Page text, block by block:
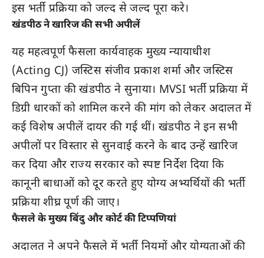
इस भर्ती प्रक्रिया को जल्द से जल्द पूरा करे।
खंडपीठ ने खारिज की सभी अपीलें
यह महत्वपूर्ण फैसला कार्यवाहक मुख्य न्यायाधीश
(Acting CJ) जस्टिस संजीव प्रकाश शर्मा और जस्टिस
बिपिन गुप्ता की खंडपीठ ने सुनाया। MVSI भर्ती प्रक्रिया में
डिग्री धारकों को शामिल करने की मांग को लेकर अदालत में
कई विशेष अपीलें दायर की गई थीं। खंडपीठ ने इन सभी
अपीलों पर विस्तार से सुनवाई करने के बाद उन्हें खारिज
कर दिया और राज्य सरकार को स्पष्ट निर्देश दिया कि
कानूनी बाधाओं को दूर करते हुए योग्य अभ्यर्थियों की भर्ती
प्रक्रिया शीघ्र पूर्ण की जाए।
फैसले के मुख्य बिंदु और कोर्ट की टिप्पणियां
अदालत ने अपने फैसले में भर्ती नियमों और योग्यताओं की